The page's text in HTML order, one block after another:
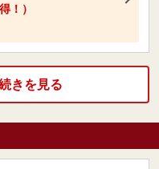
！）
きを見る